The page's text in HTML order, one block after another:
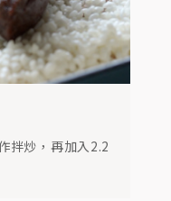
拌炒，再加入2.2